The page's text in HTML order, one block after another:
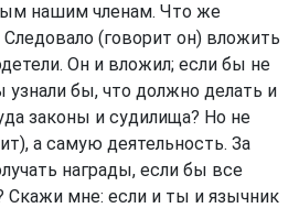
нашим членам. Что же
Следовало (говорит он) вложить
Он и вложил; если бы не
бы, что должно делать и
законы и судилища? Но не
а самую деятельность. За
награды, если бы все
Скажи мне: если и ты и язычник